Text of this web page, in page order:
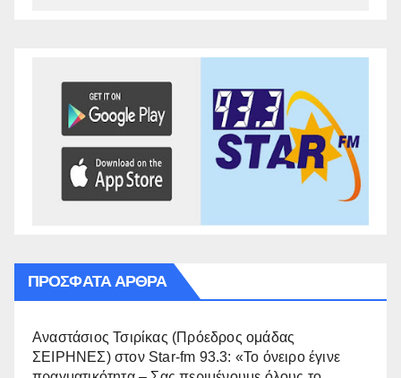
ΠΡΌΣΦΑΤΑ ΆΡΘΡΑ
Αναστάσιος Τσιρίκας (Πρόεδρος ομάδας
ΣΕΙΡΗΝΕΣ) στον Star-fm 93.3: «Το όνειρο έγινε